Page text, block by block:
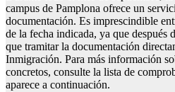
campus de Pamplona ofrece un
documentación. Es imprescindible
de la fecha indicada, ya que después
que tramitar la documentación
Inmigración. Para más información
concretos, consulte la lista de
aparece a continuación.